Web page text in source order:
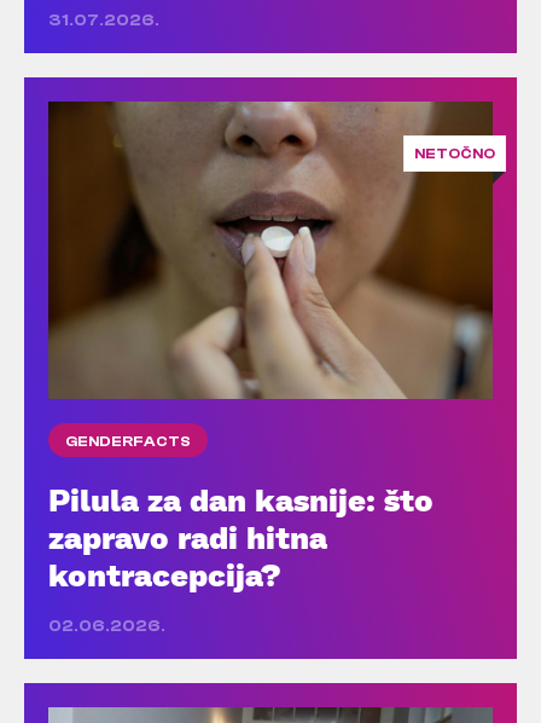
31.07.2026.
NETOČNO
GENDERFACTS
Pilula za dan kasnije: što
zapravo radi hitna
kontracepcija?
02.06.2026.